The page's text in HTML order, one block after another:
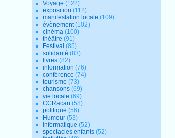
Voyage (122)
exposition (112)
manifestation locale (109)
évènement(102)
cinéma (100)
théâtre (91)
Festival (85)
solidarité (83)
livres (82)
information (76)
conférence (74)
tourisme (73)
chansons (69)
vie locale (69)
CCRacan (58)
politique (56)
Humour (53)
informatique (52)
spectacles enfants (52)